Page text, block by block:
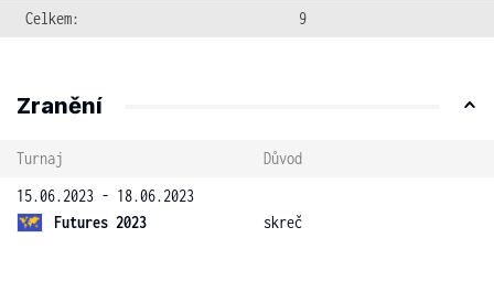
Celkem:
9
Zranění
Turnaj
Důvod
15.06.2023 - 18.06.2023
Futures 2023
skreč